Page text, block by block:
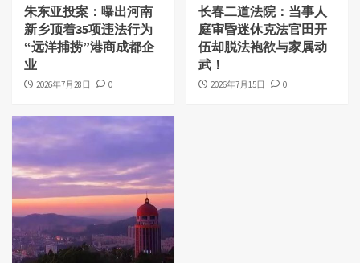
朱东亚投案：曝出河南
新乡顶着35项违法行为
“远洋捕捞”港商成都企
业
2026年7月28日 0
长春二道法院：当事人
庭审昏迷休克法官田开
伍却脱法袍欲与家属动
武！
2026年7月15日 0